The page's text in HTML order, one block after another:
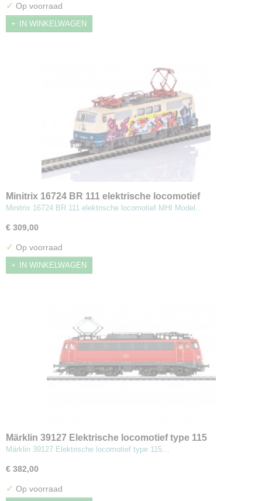
✓ Op voorraad
IN WINKELWAGEN
Minitrix 16724 BR 111 elektrische locomotief
Minitrix 16724 BR 111 elektrische locomotief MHI Model…
€ 309,00
✓ Op voorraad
IN WINKELWAGEN
Märklin 39127 Elektrische locomotief type 115
Märklin 39127 Elektrische locomotief type 115…
€ 382,00
✓ Op voorraad